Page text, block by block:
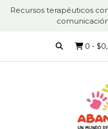
Recursos terapéuticos
0 -